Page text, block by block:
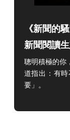
《新聞的
新聞閱讀
聰明積極的你
道指出：有
要」
。